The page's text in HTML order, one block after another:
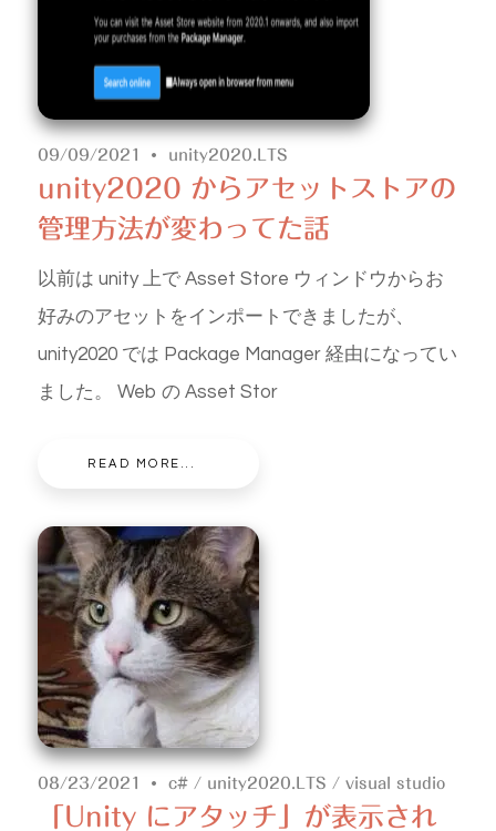
09/09/2021 unity2020.LTS
unity2020 からアセットストアの
管理方法が変わってた話
以前は unity 上で Asset Store ウィンドウからお
好みのアセットをインポートできましたが、
unity2020 では Package Manager 経由になってい
ました。 Web の Asset Stor
READ MORE...
08/23/2021 c# / unity2020.LTS /visual studio
「Unity にアタッチ」が表示され